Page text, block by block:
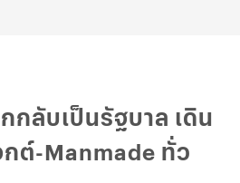
กลับเป็นรัฐบาล เดิน
กต์-Manmade ทั่ว